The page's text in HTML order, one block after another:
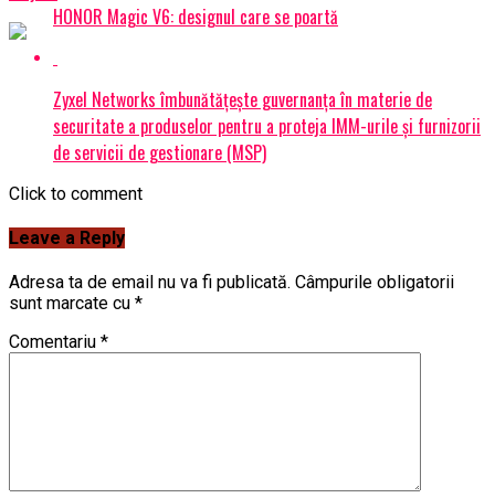
HONOR Magic V6: designul care se poartă
Zyxel Networks îmbunătățește guvernanța în materie de
securitate a produselor pentru a proteja IMM-urile și furnizorii
de servicii de gestionare (MSP)
Click to comment
Leave a Reply
Adresa ta de email nu va fi publicată. Câmpurile obligatorii
sunt marcate cu *
Comentariu *